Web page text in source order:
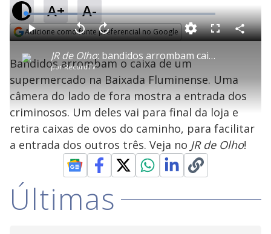
A+ A-
Adicione como fonte preferencial no Google
P
l
a
y
V
JR de OIho: bandidos arrombam caixa de supermercado na Baixada
porRecordTV
P V
l
t
a
r
0
e
g
n
d
o
s
A
a
n
ç
a
1
s
e
u
n
o
s
L
o
a
d
e
:
2
7
.
2
7
F
r
e
n
C
o
a
Bandidos arrombam o caixa de um
supermercado na Baixada Fluminense. Uma
câmera do lado de fora mostra a entrada dos
criminosos. Um deles vai para final da loja e
retira caixas de ovos do caminho, para facilitar
a entrada dos outros três. Veja no JR de Olho!
Últimas